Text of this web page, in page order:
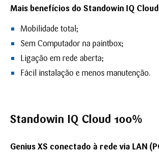
Mais benefícios do Standowin IQ
Mobilidade total;
Sem Computador na paintbox;
Ligação em rede aberta;
Fácil instalação e menos manutenção.
Standowin IQ Cloud 100%
Genius XS conectado à rede via LAN